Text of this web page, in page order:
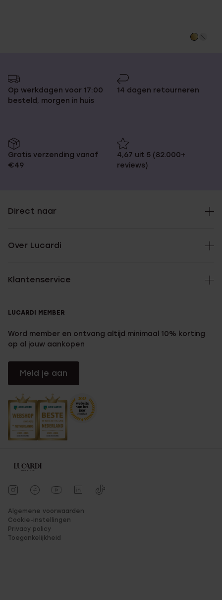
Op werkdagen voor 17:00
besteld, morgen in huis
14 dagen retourneren
Gratis verzending vanaf
€49
4,67 uit 5 (82.000+
reviews)
Direct naar
Over Lucardi
Klantenservice
LUCARDI MEMBER
Word member en ontvang altijd minimaal 10% korting
op al jouw aankopen
Meld je aan
Algemene voorwaarden
Cookie-instellingen
Privacy policy
Toegankelijkheid